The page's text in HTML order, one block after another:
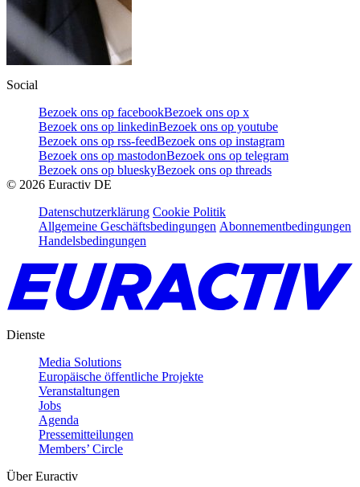
Social
Bezoek ons op facebookBezoek ons op x
Bezoek ons op linkedinBezoek ons op youtube
Bezoek ons op rss-feedBezoek ons op instagram
Bezoek ons op mastodonBezoek ons op telegram
Bezoek ons op blueskyBezoek ons op threads
© 2026 Euractiv DE
Datenschutzerklärung Cookie Politik
Allgemeine Geschäftsbedingungen Abonnementbedingungen
Handelsbedingungen
Dienste
Media Solutions
Europäische öffentliche Projekte
Veranstaltungen
Jobs
Agenda
Pressemitteilungen
Members’ Circle
Über Euractiv